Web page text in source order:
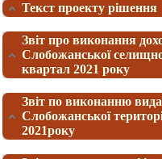
Текст проекту рішення
Звіт про виконання
Слобожанської
квартал 2021 року
Звіт по виконанню
Слобожанської
2021року